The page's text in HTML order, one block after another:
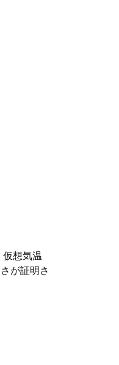
想気温
が証明さ